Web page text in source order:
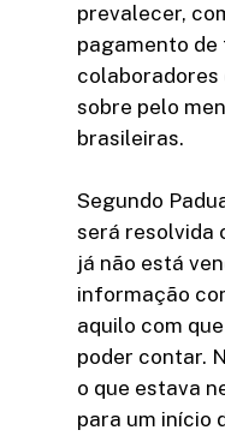
prevalecer,
pagamento
colaboradores
sobre pelo
brasileiras.
Segundo
será resolvida
já não está
informação
aquilo com
poder contar.
o que estava
para um início